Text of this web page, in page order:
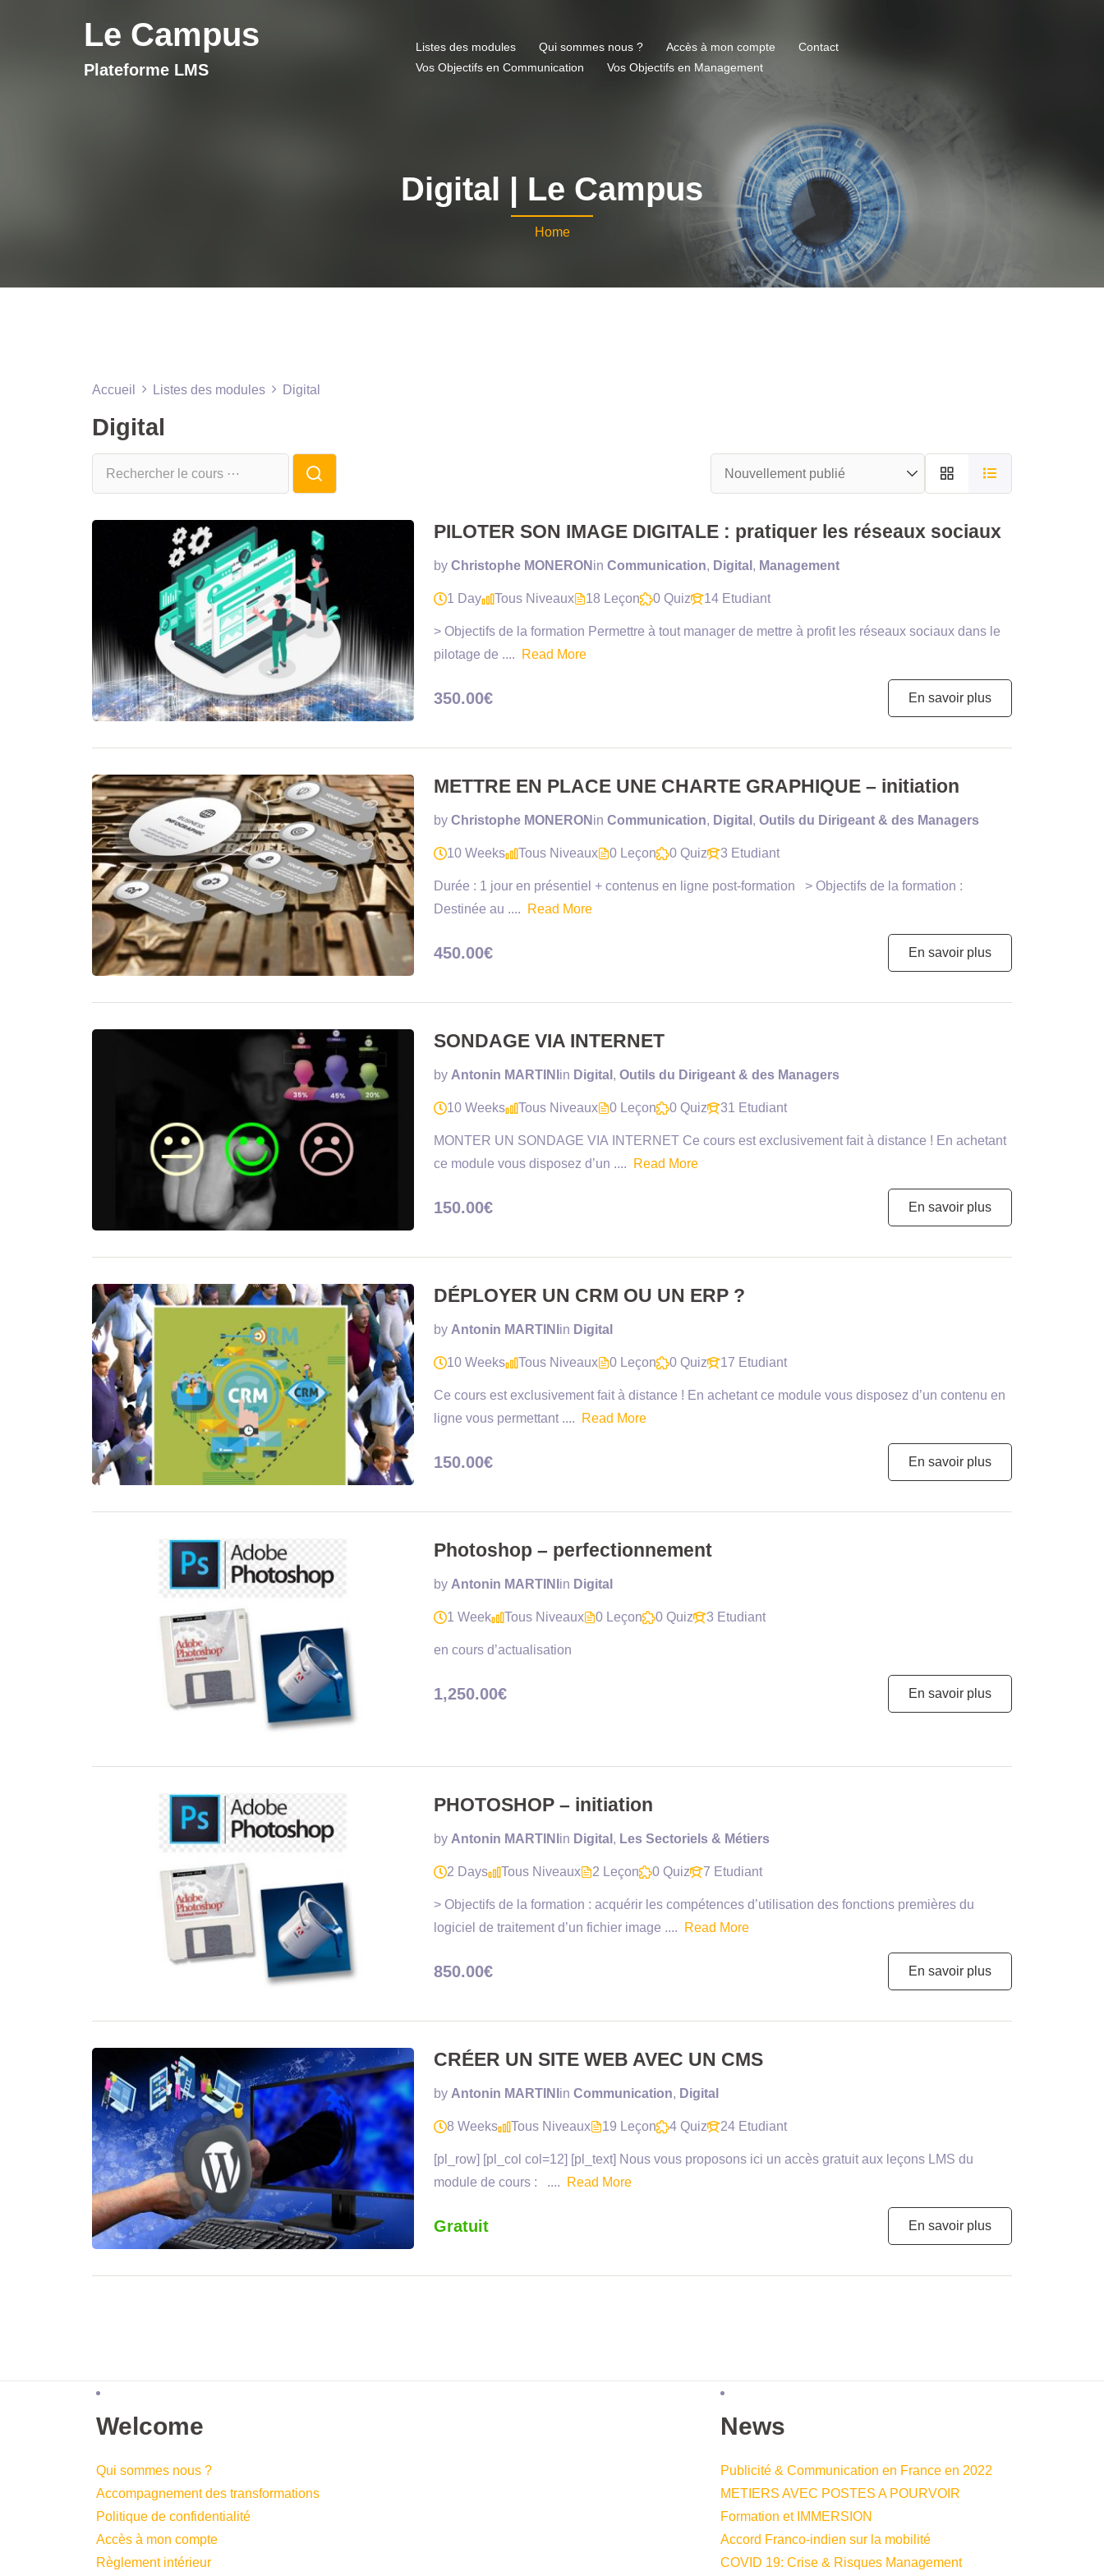
Le Campus
Plateforme LMS
Listes des modules Qui sommes nous ? Accès à mon compte
Contact
Vos Objectifs en Communication
Vos Objectifs en Management
Digital | Le Campus
Home
Accueil Listes des modules Digital
Digital
PILOTER SON IMAGE DIGITALE : pratiquer les réseaux sociaux
by Christophe MONERON in Communication, Digital , Management
1 Day Tous Niveaux 18 Leçon 0 Quiz 14 Etudiant
> Objectifs de la formation Permettre à tout manager de mettre à profit les réseaux sociaux dans le
pilotage de ....
Read More
350.00€ En savoir plus
METTRE EN PLACE UNE CHARTE GRAPHIQUE – initiation
by Christophe MONERON in Communication, Digital , Outils du Dirigeant & des Managers
10 Weeks Tous Niveaux 0 Leçon 0 Quiz 3 Etudiant
Durée : 1 jour en présentiel + contenus en ligne post-formation > Objectifs de la formation :
Destinée au ....
Read More
450.00€ En savoir plus
SONDAGE VIA INTERNET
by Antonin MARTINI in Digital , Outils du Dirigeant & des Managers
10 Weeks Tous Niveaux 0 Leçon 0 Quiz 31 Etudiant
MONTER UN SONDAGE VIA INTERNET Ce cours est exclusivement fait à distance ! En achetant
ce module vous disposez d’un ....
Read More
150.00€ En savoir plus
DÉPLOYER UN CRM OU UN ERP ?
by Antonin MARTINI in Digital
10 Weeks Tous Niveaux 0 Leçon 0 Quiz 17 Etudiant
Ce cours est exclusivement fait à distance ! En achetant ce module vous disposez d’un contenu en
ligne vous permettant ....
Read More
150.00€ En savoir plus
Photoshop – perfectionnement
by Antonin MARTINI in Digital
1 Week Tous Niveaux 0 Leçon 0 Quiz 3 Etudiant
en cours d’actualisation
1,250.00€ En savoir plus
PHOTOSHOP – initiation
by Antonin MARTINI in Digital , Les Sectoriels & Métiers
2 Days Tous Niveaux 2 Leçon 0 Quiz 7 Etudiant
> Objectifs de la formation : acquérir les compétences d’utilisation des fonctions premières du
logiciel de traitement d’un fichier image ....
Read More
850.00€ En savoir plus
CRÉER UN SITE WEB AVEC UN CMS
by Antonin MARTINI in Communication, Digital
8 Weeks Tous Niveaux 19 Leçon 4 Quiz 24 Etudiant
[pl_row] [pl_col col=12] [pl_text] Nous vous proposons ici un accès gratuit aux leçons LMS du
module de cours : ....
Read More
Gratuit En savoir plus
Welcome
Qui sommes nous ?
Accompagnement des transformations
Politique de confidentialité
Accès à mon compte
Règlement intérieur
News
Publicité & Communication en France en 2022
METIERS AVEC POSTES A POURVOIR
Formation et IMMERSION
Accord Franco-indien sur la mobilité
COVID 19: Crise & Risques Management